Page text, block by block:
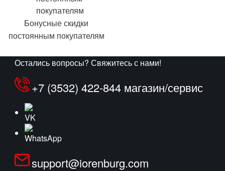
Бонусные скидки
постоянным покупателям
Остались вопросы? Свяжитесь с нами!
+7 (3532) 422-844 магазин/сервис
support@iorenburg.com